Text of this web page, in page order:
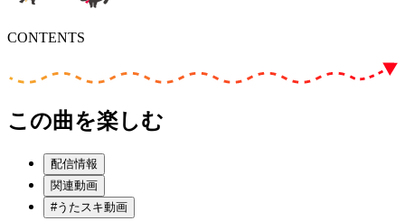
CONTENTS
この曲を楽しむ
配信情報
関連動画
#うたスキ動画